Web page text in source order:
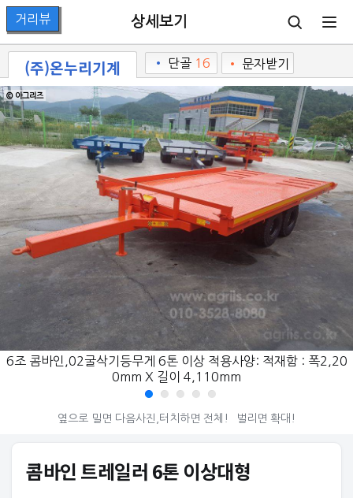
상세보기
(주)온누리기계 • 단골 16 • 문자받기
© 아그리즈
6조 콤바인,02굴삭기등무게 6톤 이상 적용사양: 적재함 : 폭2,20
0mm X 길이 4,110mm
옆으로 밀면 다음사진,터치하면 전체! 벌리면 확대!
콤바인 트레일러 6톤 이상대형